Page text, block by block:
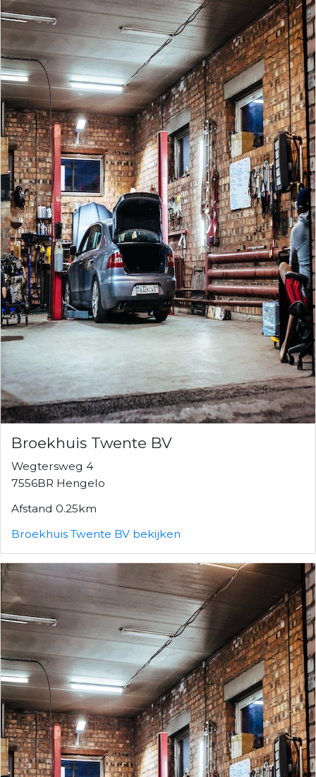
Broekhuis Twente BV
Wegtersweg 4
7556BR Hengelo
Afstand 0.25km
Broekhuis Twente BV bekijken